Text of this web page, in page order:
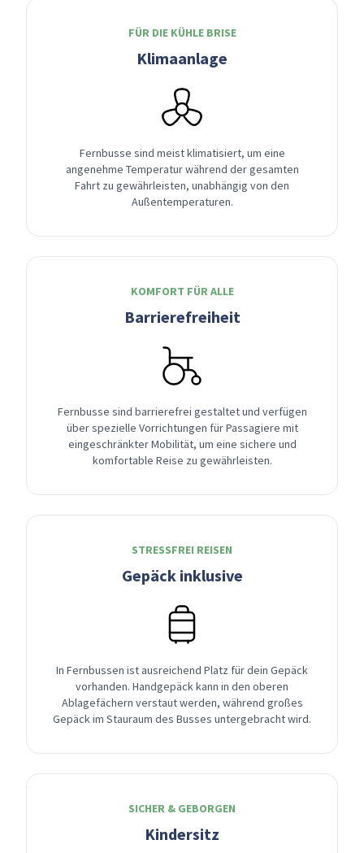
FÜR DIE KÜHLE BRISE
Klimaanlage
Fernbusse sind meist klimatisiert, um eine
angenehme Temperatur während der gesamten
Fahrt zu gewährleisten, unabhängig von den
Außentemperaturen.
KOMFORT FÜR ALLE
Barrierefreiheit
Fernbusse sind barrierefrei gestaltet und verfügen
über spezielle Vorrichtungen für Passagiere mit
eingeschränkter Mobilität, um eine sichere und
komfortable Reise zu gewährleisten.
STRESSFREI REISEN
Gepäck inklusive
In Fernbussen ist ausreichend Platz für dein Gepäck
vorhanden. Handgepäck kann in den oberen
Ablagefächern verstaut werden, während großes
Gepäck im Stauraum des Busses untergebracht wird.
SICHER & GEBORGEN
Kindersitz